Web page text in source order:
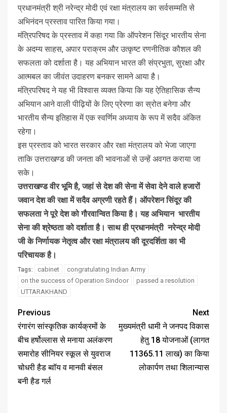
प्रधानमंत्री श्री नरेन्द्र मोदी एवं रक्षा मंत्रालय का सर्वसम्मति से
अभिनंदन प्रस्ताव पारित किया गया।
मंत्रिपरिषद के प्रस्ताव में कहा गया कि ऑपरेशन सिंदूर भारतीय सेना
के अदम्य साहस, अपार पराक्रम और उत्कृष्ट रणनीतिक कौशल की
सफलता को दर्शाता है। यह अभियान भारत की संप्रभुता, सुरक्षा और
आत्मबल का जीवंत उदाहरण बनकर सामने आया है।
मंत्रिपरिषद ने यह भी विश्वास व्यक्त किया कि यह ऐतिहासिक सैन्य
अभियान आने वाली पीढ़ियों के लिए प्रेरणा का स्रोत बनेगा और
भारतीय सैन्य इतिहास में एक स्वर्णिम अध्याय के रूप में सदैव अंकित
रहेगा।
इस प्रस्ताव को भारत सरकार और रक्षा मंत्रालय को भेजा जाएगा
ताकि उत्तराखण्ड की जनता की भावनाओं से उन्हें अवगत कराया जा
सके।
उत्तराखण्ड वीर भूमि है, जहां से देश की सेना में सेवा देने वाले हजारों
जवान देश की रक्षा में सदैव अग्रणी रहते हैं। ऑपरेशन सिंदूर की
सफलता ने पूरे देश को गौरवान्वित किया है। यह अभियान भारतीय
सेना की श्रेष्ठता को दर्शाता है। साथ ही प्रधानमंत्री नरेन्द्र मोदी
जी के निर्णायक नेतृत्व और रक्षा मंत्रालय की दूरदर्शिता का भी
परिचायक है।
Tags: cabinet
congratulating Indian Army
on the success of Operation Sindoor
passed a resolution
UTTARAKHAND
Previous
रंगारंग सांस्कृतिक कार्यक्रमों के
बीच हर्षोल्लास से मनाया अलंकरण
समारोह सीनियर स्कूल से युवराज
चोधरी हैड ब्वॉय व मानवी बंसल
बनी हैड गर्ल
Next
मुख्यमंत्री धामी ने जनपद विकास
हेतु 18 योजनाओं (लागत
11365.11 लाख) का किया
लोकार्पण तथा शिलान्यास